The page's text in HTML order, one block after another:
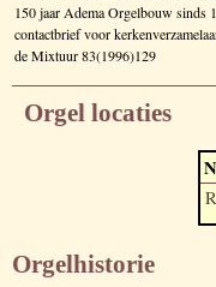
150 jaar Adema Orgelbouw
contactbrief voor
de Mixtuur 83(1996)129
Orgel locaties
Orgelhistorie